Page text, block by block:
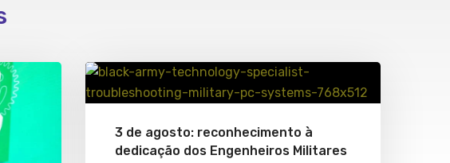
3 de agosto: reconhecimento à
dedicação dos Engenheiros Militares